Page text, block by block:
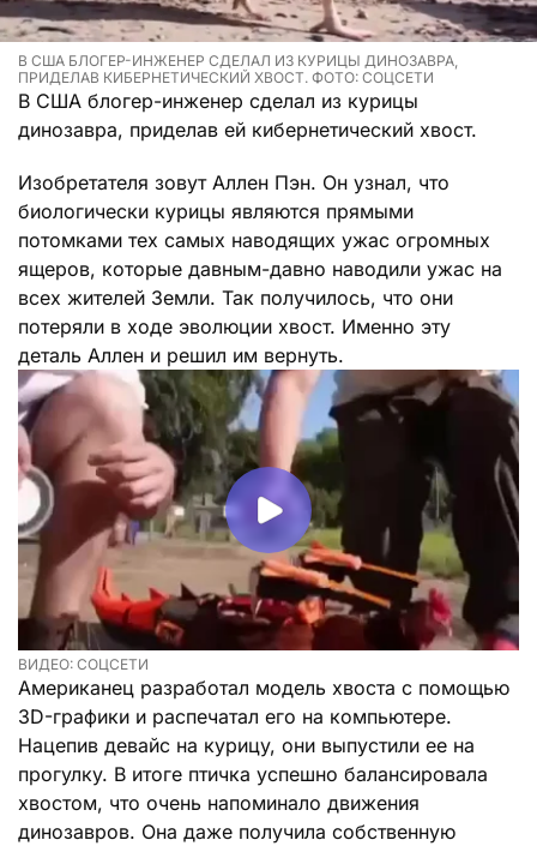
В США БЛОГЕР-ИНЖЕНЕР СДЕЛАЛ ИЗ КУРИЦЫ ДИНОЗАВРА,
ПРИДЕЛАВ КИБЕРНЕТИЧЕСКИЙ ХВОСТ. ФОТО: СОЦСЕТИ
В США блогер-инженер сделал из курицы
динозавра, приделав ей кибернетический хвост.
Изобретателя зовут Аллен Пэн. Он узнал, что
биологически курицы являются прямыми
потомками тех самых наводящих ужас огромных
ящеров, которые давным-давно наводили ужас на
всех жителей Земли. Так получилось, что они
потеряли в ходе эволюции хвост. Именно эту
деталь Аллен и решил им вернуть.
ВИДЕО: СОЦСЕТИ
Американец разработал модель хвоста с помощью
3D-графики и распечатал его на компьютере.
Нацепив девайс на курицу, они выпустили ее на
прогулку. В итоге птичка успешно балансировала
хвостом, что очень напоминало движения
динозавров. Она даже получила собственную